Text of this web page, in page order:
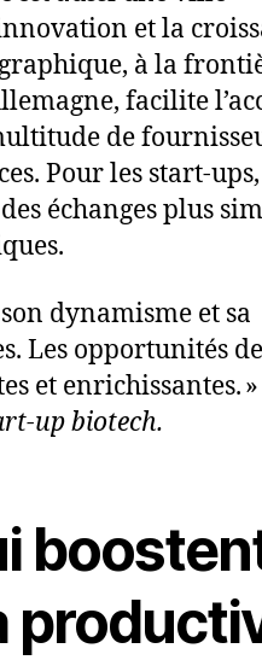
et la
à la
facilite
de
Pour les start-
échanges plus
dynamisme et sa
Les opportunités de
et enrichissantes. »
up biotech.